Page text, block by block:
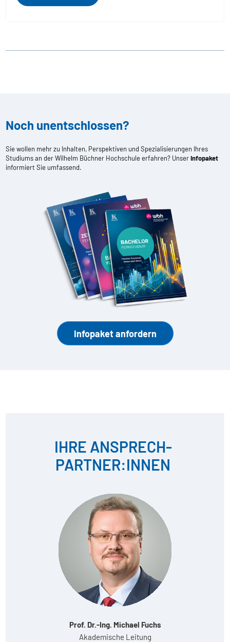
Noch unentschlossen?
Sie wollen mehr zu Inhalten, Perspektiven und Spezialisierungen Ihres
Studiums an der Wilhelm Büchner Hochschule erfahren? UnserInfopaket
informiert Sie umfassend.
Infopaket anfordern
IHRE ANSPRECH­
PARTNER:INNEN
Prof. Dr.-Ing. Michael Fuchs
Akademische Leitung